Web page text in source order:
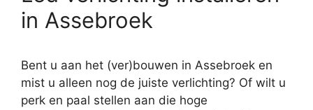
in Assebroek
Bent u aan het (ver)bouwen in Assebroek en
mist u alleen nog de juiste verlichting? Of wilt u
perk en paal stellen aan die hoge